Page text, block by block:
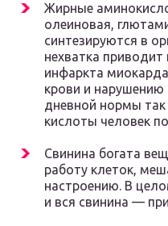
Жирные
олеиновая,
синтезируются в
нехватка приводит
инфаркта
крови и нарушению
дневной нормы
кислоты человек
Свинина богата
работу клеток,
настроению. В
и вся свинина —